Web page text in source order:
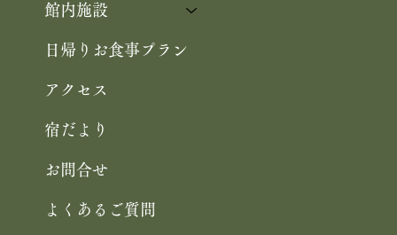
館内施設
日帰りお食事プラン
アクセス
宿だより
お問合せ
よくあるご質問